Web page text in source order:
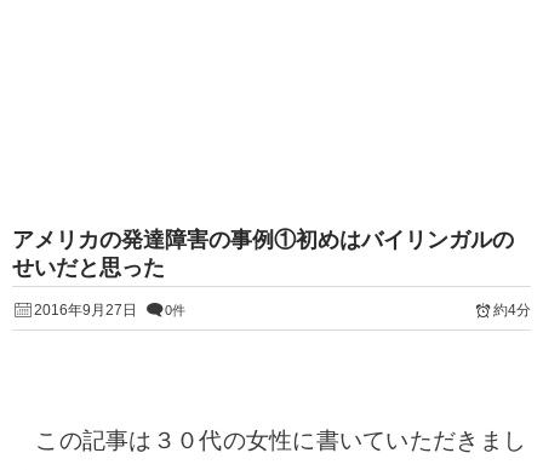
アメリカの発達障害の事例①初めはバイリンガルの
せいだと思った
2016年9月27日 0件 約4分
この記事は３０代の女性に書いていただきまし